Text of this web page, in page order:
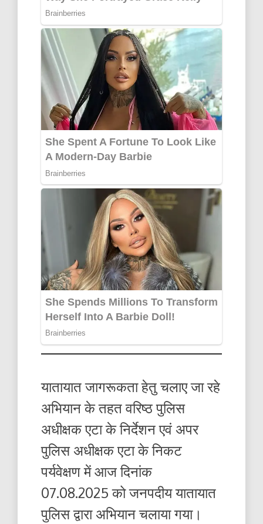
यातायात जागरूकता हेतु चलाए जा रहे
अभियान के तहत वरिष्ठ पुलिस
अधीक्षक एटा के निर्देशन एवं अपर
पुलिस अधीक्षक एटा के निकट
पर्यवेक्षण में आज दिनांक
07.08.2025 को जनपदीय यातायात
पुलिस द्वारा अभियान चलाया गया।